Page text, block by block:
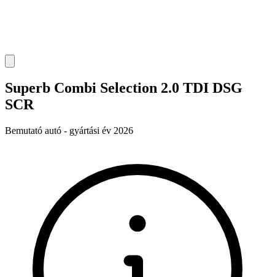
Superb Combi Selection 2.0 TDI DSG
SCR
Bemutató autó - gyártási év 2026